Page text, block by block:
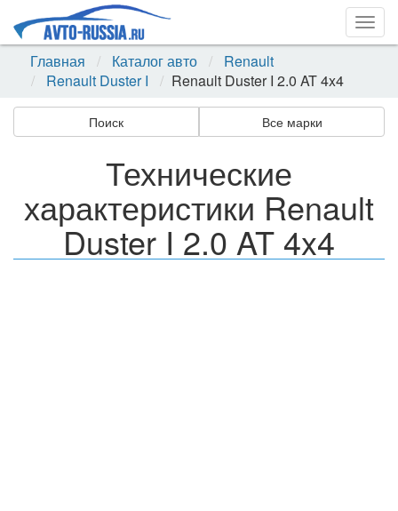
Главная
Каталог авто
Renault
Renault Duster I
Renault Duster I 2.0 AT 4x4
Поиск Все марки
Технические
характеристики Renault
Duster I 2.0 AT 4x4